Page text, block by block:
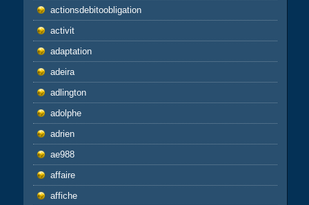
actionsdebitoobligation
activit
adaptation
adeira
adlington
adolphe
adrien
ae988
affaire
affiche